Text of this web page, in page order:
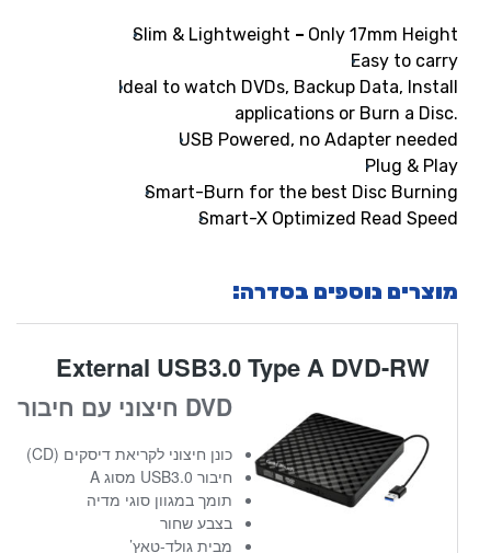
Slim & Lightweight – Only 17mm Height
Easy to carry
Ideal to watch DVDs, Backup Data, Install
applications or Burn a Disc.
USB Powered, no Adapter needed
Plug & Play
Smart-Burn for the best Disc Burning
Smart-X Optimized Read Speed
מוצרים נוספים בסדרה: